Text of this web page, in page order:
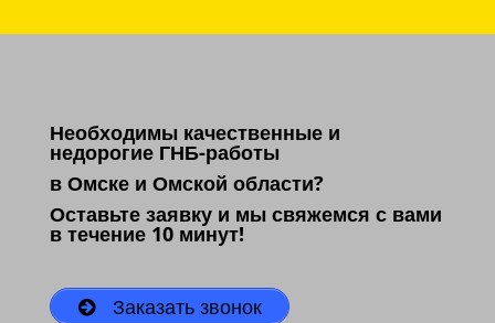
Необходимы качественные и
недорогие ГНБ-работы
в Омске и Омской области?
Оставьте заявку и мы свяжемся с вами
в течение 10 минут!
Заказать звонок